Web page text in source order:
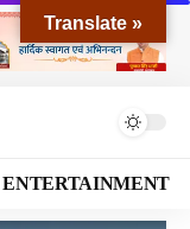
ENTERTAINMENT
Translate »